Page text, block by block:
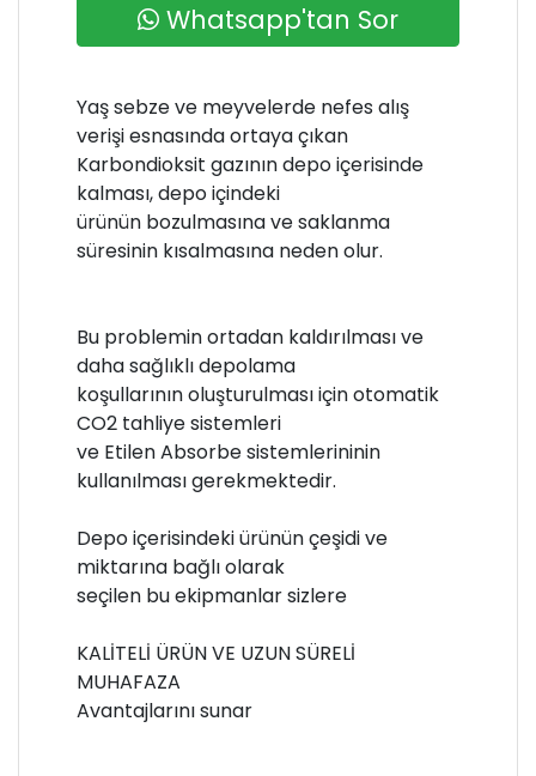
Whatsapp'tan Sor
Yaş sebze ve meyvelerde nefes alış
verişi esnasında ortaya çıkan
Karbondioksit gazının depo içerisinde
kalması, depo içindeki
ürünün bozulmasına ve saklanma
süresinin kısalmasına neden olur.
Bu problemin ortadan kaldırılması ve
daha sağlıklı depolama
koşullarının oluşturulması için otomatik
CO2 tahliye sistemleri
ve Etilen Absorbe sistemlerininin
kullanılması gerekmektedir.
Depo içerisindeki ürünün çeşidi ve
miktarına bağlı olarak
seçilen bu ekipmanlar sizlere
KALİTELİ ÜRÜN VE UZUN SÜRELİ
MUHAFAZA
Avantajlarını sunar